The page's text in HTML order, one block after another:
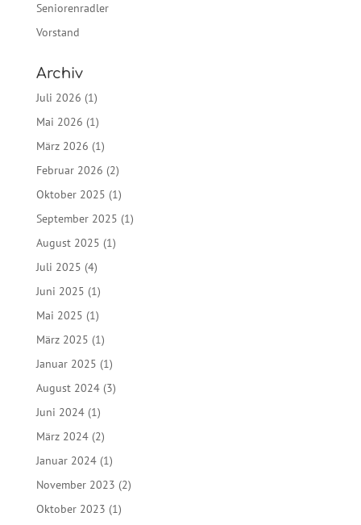
Seniorenradler
Vorstand
Archiv
Juli 2026 (1)
Mai 2026 (1)
März 2026 (1)
Februar 2026 (2)
Oktober 2025 (1)
September 2025 (1)
August 2025 (1)
Juli 2025 (4)
Juni 2025 (1)
Mai 2025 (1)
März 2025 (1)
Januar 2025 (1)
August 2024(3)
Juni 2024(1)
März 2024(2)
Januar 2024(1)
November 2023 (2)
Oktober 2023 (1)